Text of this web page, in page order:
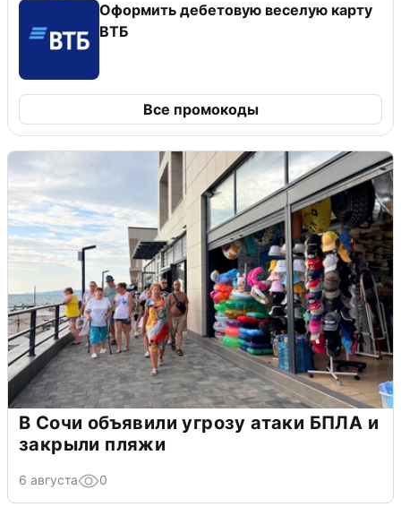
Оформить дебетовую веселую карту
ВТБ
Все промокоды
В Сочи объявили угрозу атаки БПЛА и
закрыли пляжи
6 августа 0